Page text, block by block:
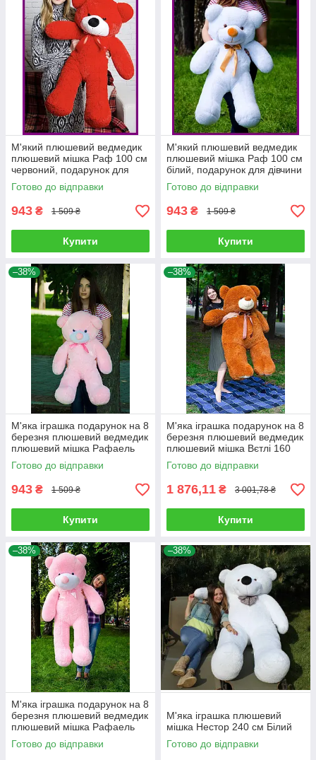
М'який плюшевий ведмедик
плюшевий мішка Раф 100 см
червоний, подарунок для
дівчини на день народження
Готово до відправки
943 ₴ 1 509 ₴
Купити
М'який плюшевий ведмедик
плюшевий мішка Раф 100 см
білий, подарунок для дівчини
на день народження
Готово до відправки
943 ₴ 1 509 ₴
Купити
–38%
М'яка іграшка подарунок на 8
березня плюшевий ведмедик
плюшевий мішка Рафаель
100 см Рожевий
Готово до відправки
943 ₴ 1 509 ₴
Купити
–38%
М'яка іграшка подарунок на 8
березня плюшевий ведмедик
плюшевий мішка Вєтлі 160
см Карамельний
Готово до відправки
1 876,11 ₴ 3 001,78 ₴
Купити
–38%
М'яка іграшка подарунок на 8
березня плюшевий ведмедик
плюшевий мішка Рафаель
160 см Рожевий
Готово до відправки
–38%
М'яка іграшка плюшевий
мішка Нестор 240 см Білий
Готово до відправки